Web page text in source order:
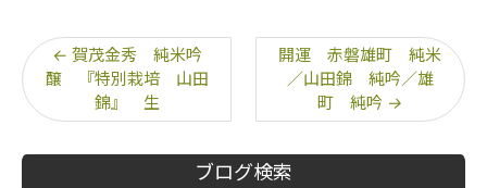
ブログ検索
← 賀茂金秀 純米吟
醸 『特別栽培 山田
錦』 生
開運 赤磐雄町 純米
／山田錦 純吟／雄
町 純吟 →